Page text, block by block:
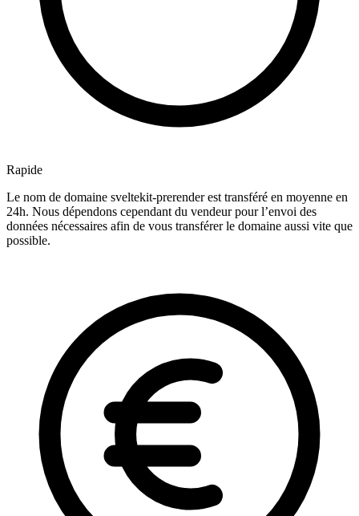
Rapide
Le nom de domaine sveltekit-prerender est transféré en moyenne en
24h. Nous dépendons cependant du vendeur pour l’envoi des
données nécessaires afin de vous transférer le domaine aussi vite que
possible.